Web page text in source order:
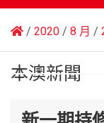
2020 8 月
本澳新聞